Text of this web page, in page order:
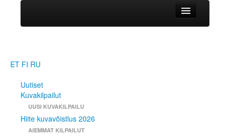
Kuvakilpailut
Hiite kuvavõistlus 2026
Hiisien kuvakilpailu 2025
2025 kuvakilpailu lisä
Liikuvad kuvad 2025
ET FI RU
Uutiset
Kuvakilpailut
UUSI KUVAKILPAILU
Hiite kuvavõistlus 2026
AIEMMAT KILPAILUT